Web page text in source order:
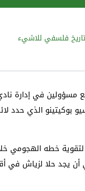
تاريخ فلسفي للاشيء
مسؤولين في إدارة
خطه الهجومي
يجد حلا لزياش في